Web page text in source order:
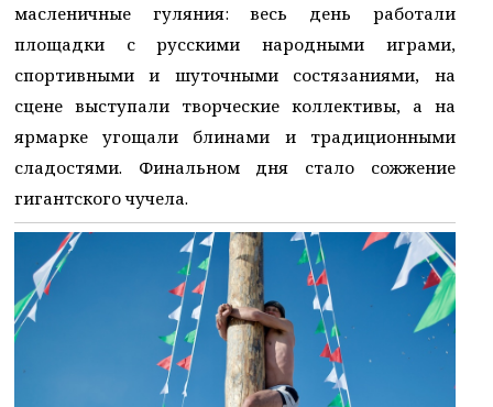
масленичные гуляния: весь день работали
площадки с русскими народными играми,
спортивными и шуточными состязаниями, на
сцене выступали творческие коллективы, а на
ярмарке угощали блинами и традиционными
сладостями. Финальном дня стало сожжение
гигантского чучела.